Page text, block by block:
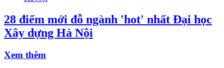
28 điểm mới đỗ ngành 'hot' nhất Đại học
Xây dựng Hà Nội
Xem thêm